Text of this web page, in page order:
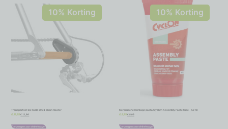
10% Korting
Transportset IceToolz 30C1 chain master
€12,95 €11,66
Toevoegen aan winkelwagen
10% Korting
Keramische Montage pasta CyclOn Assembly Paste tube – 50 ml
8,95 €8,06
Toevoegen aan winkelwagen